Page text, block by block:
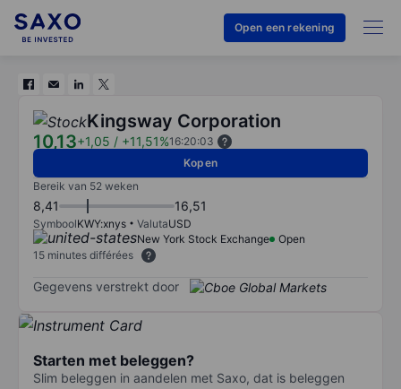
Open een rekening
Kingsway Corporation
10,13+1,05 / +11,51%16:20:03
Kopen
Bereik van 52 weken
8,41 16,51
SymboolKWY:xnys ValutaUSD
New York Stock Exchange
Open
15 minutes différées
Gegevens verstrekt door
Starten met beleggen?
Slim beleggen in aandelen met Saxo, dat is beleggen